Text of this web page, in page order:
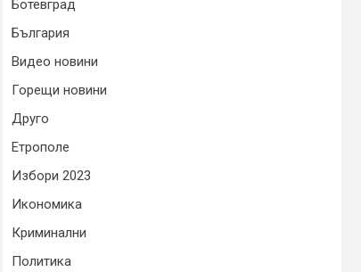
Ботевград
България
Видео новини
Горещи новини
Друго
Етрополе
Избори 2023
Икономика
Криминални
Политика